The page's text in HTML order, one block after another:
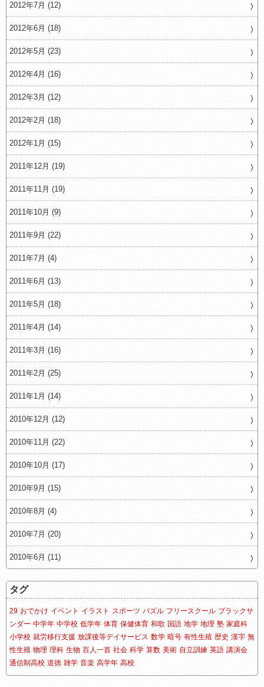
2012年7月 (12)
2012年6月 (18)
2012年5月 (23)
2012年4月 (16)
2012年3月 (12)
2012年2月 (18)
2012年1月 (15)
2011年12月 (19)
2011年11月 (19)
2011年10月 (9)
2011年9月 (22)
2011年7月 (4)
2011年6月 (13)
2011年5月 (18)
2011年4月 (14)
2011年3月 (16)
2011年2月 (25)
2011年1月 (14)
2010年12月 (12)
2010年11月 (22)
2010年10月 (17)
2010年9月 (15)
2010年8月 (4)
2010年7月 (20)
2010年6月 (11)
タグ
29 おでかけ イベント イラスト スポーツ パズル フリースクール ブラックサ
ンダー 中学年 中学校 低学年 体育 保健体育 和歌 国語 地学 地理 塾 家庭科
小学校 就労移行支援 放課後等デイサービス 数学 暗号 有性生殖 歴史 漢字 無
性生殖 物理 理科 生物 百人一首 社会 科学 算数 美術 自立訓練 英語 講演会
通信制高校 道徳 雑学 音楽 高学年 高校